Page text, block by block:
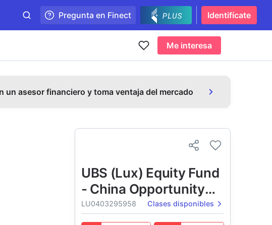
Pregunta en Finect Identifícate
Me interesa
un asesor financiero y toma ventaja del mercado
UBS (Lux) Equity Fund
- China Opportunity
(USD)
LU0403295958 Clases disponibles